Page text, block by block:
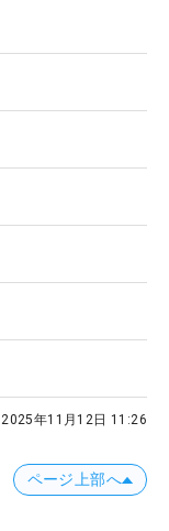
2025年11月12日 11:26
ページ上部へ